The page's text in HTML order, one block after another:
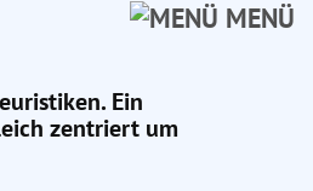
MENÜ
Ein
zentriert um